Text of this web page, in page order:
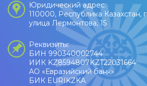
Юридический адрес:
110000, Республика Казахстан,
улица Лермонтова, 15
Реквизиты:
БИН 990340002744
ИИК KZ8594807KZT22031664
АО «Евразийский банк»
БИК EURIKZKA